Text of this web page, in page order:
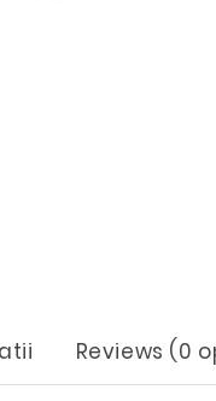
Reviews (0